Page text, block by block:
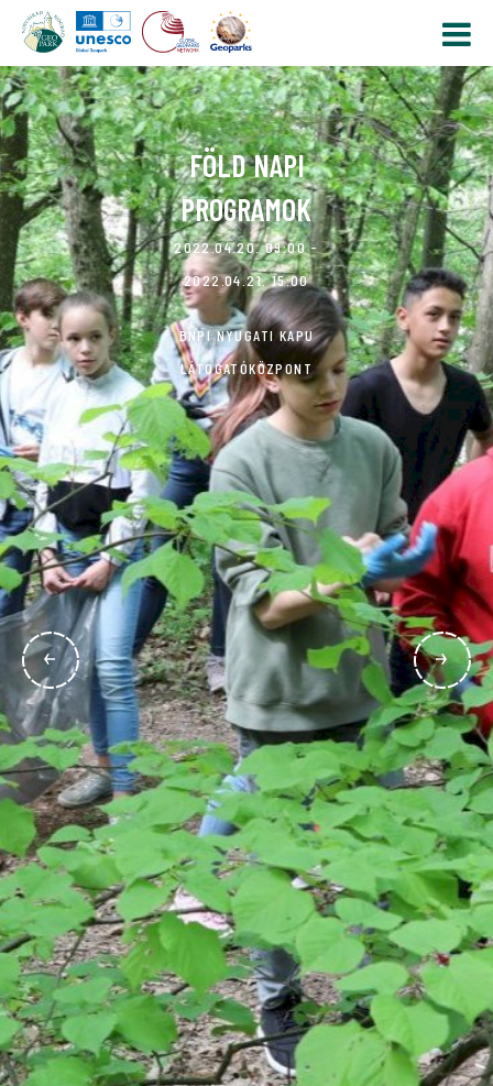
FÖLD NAPI
PROGRAMOK
2022.04.20. 09:00 -
2022.04.21. 15:00
BNPI NYUGATI KAPU
LÁTOGATÓKÖZPONT